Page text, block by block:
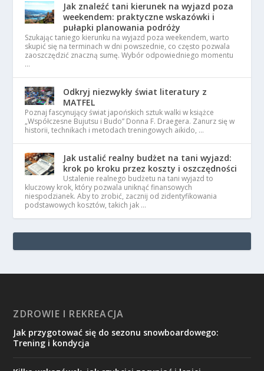
Jak znaleźć tani kierunek na wyjazd poza
weekendem: praktyczne wskazówki i
pułapki planowania podróży
Szukając taniego kierunku na wyjazd poza weekendem, warto
skupić się na terminach w dni powszednie, co często pozwala
zaoszczędzić znaczną sumę. Wybór odpowiedniego momentu
…
Odkryj niezwykły świat literatury z
MATFEL
Poznaj fascynujący świat japońskich sztuk walki w książce
„Współczesne Bujutsu i Budo” Donna F. Draegera. Zanurz się w
historii, technikach i metodach treningowych aikido, …
Jak ustalić realny budżet na tani wyjazd:
krok po kroku przez koszty i oszczędności
Ustalenie realnego budżetu na tani wyjazd to
kluczowy krok, który pozwala uniknąć finansowych
niespodzianek. Aby to zrobić, zacznij od zidentyfikowania
podstawowych kosztów, takich jak …
ZDROWIE I REKREACJA
Jak przygotować się do sezonu snowboardowego:
Trening i kondycja